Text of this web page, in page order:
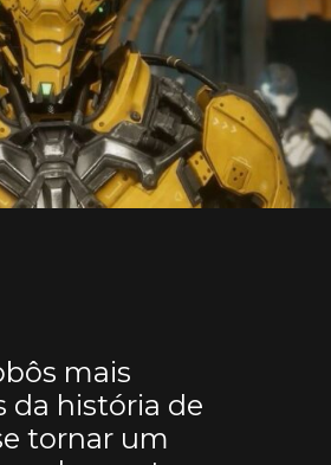
mais
da história de
tornar um